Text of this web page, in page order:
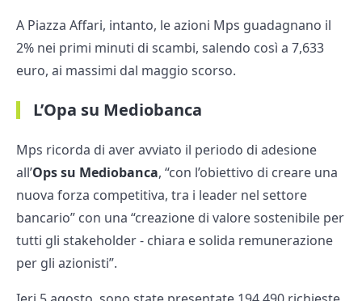
A Piazza Affari, intanto, le azioni Mps guadagnano il
2% nei primi minuti di scambi, salendo così a 7,633
euro, ai massimi dal maggio scorso.
L’Opa su Mediobanca
Mps ricorda di aver avviato il periodo di adesione
all’Ops su Mediobanca, “con l’obiettivo di creare una
nuova forza competitiva, tra i leader nel settore
bancario” con una “creazione di valore sostenibile per
tutti gli stakeholder - chiara e solida remunerazione
per gli azionisti”.